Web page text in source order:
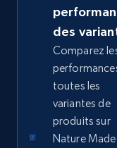
Home Depot US
URL, Domain,
Sku, Product id,
and more.
2.1K+
des
Comparez
toutes les
variantes de
produits sur
Nature Made